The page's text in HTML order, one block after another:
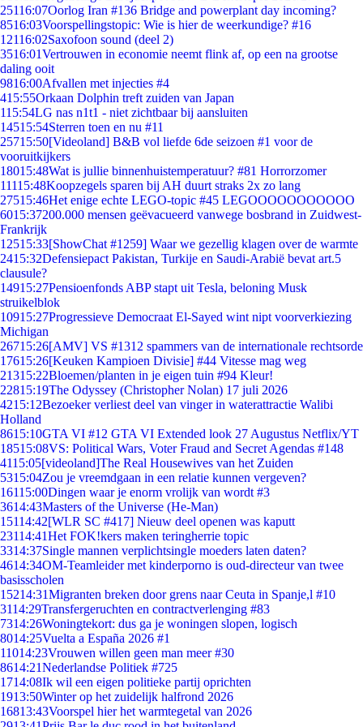
25116:07Oorlog Iran #136 Bridge and powerplant day incoming?
8516:03Voorspellingstopic: Wie is hier de weerkundige? #16
12116:02Saxofoon sound (deel 2)
3516:01Vertrouwen in economie neemt flink af, op een na grootse
daling ooit
9816:00Afvallen met injecties #4
415:55Orkaan Dolphin treft zuiden van Japan
115:54LG nas n1t1 - niet zichtbaar bij aansluiten
14515:54Sterren toen en nu #11
25715:50[Videoland] B&B vol liefde 6de seizoen #1 voor de
vooruitkijkers
18015:48Wat is jullie binnenhuistemperatuur? #81 Horrorzomer
11115:48Koopzegels sparen bij AH duurt straks 2x zo lang
27515:46Het enige echte LEGO-topic #45 LEGOOOOOOOOOOO
6015:37200.000 mensen geëvacueerd vanwege bosbrand in Zuidwest-
Frankrijk
12515:33[ShowChat #1259] Waar we gezellig klagen over de warmte
2415:32Defensiepact Pakistan, Turkije en Saudi-Arabië bevat art.5
clausule?
14915:27Pensioenfonds ABP stapt uit Tesla, beloning Musk
struikelblok
10915:27Progressieve Democraat El-Sayed wint nipt voorverkiezing
Michigan
26715:26[AMV] VS #1312 spammers van de internationale rechtsorde
17615:26[Keuken Kampioen Divisie] #44 Vitesse mag weg
21315:22Bloemen/planten in je eigen tuin #94 Kleur!
22815:19The Odyssey (Christopher Nolan) 17 juli 2026
4215:12Bezoeker verliest deel van vinger in waterattractie Walibi
Holland
8615:10GTA VI #12 GTA VI Extended look 27 Augustus Netflix/YT
18515:08VS: Political Wars, Voter Fraud and Secret Agendas #148
4115:05[videoland]The Real Housewives van het Zuiden
5315:04Zou je vreemdgaan in een relatie kunnen vergeven?
16115:00Dingen waar je enorm vrolijk van wordt #3
3614:43Masters of the Universe (He-Man)
15114:42[WLR SC #417] Nieuw deel openen was kaputt
23114:41Het FOK!kers maken teringherrie topic
3314:37Single mannen verplichtsingle moeders laten daten?
4614:34OM-Teamleider met kinderporno is oud-directeur van twee
basisscholen
15214:31Migranten breken door grens naar Ceuta in Spanje,l #10
3114:29Transfergeruchten en contractverlenging #83
7314:26Woningtekort: dus ga je woningen slopen, logisch
8014:25Vuelta a España 2026 #1
11014:23Vrouwen willen geen man meer #30
8614:21Nederlandse Politiek #725
1714:08Ik wil een eigen politieke partij oprichten
1913:50Winter op het zuidelijk halfrond 2026
16813:43Voorspel hier het warmtegetal van 2026